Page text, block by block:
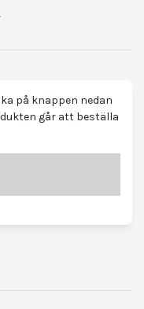
på knappen nedan
går att beställa